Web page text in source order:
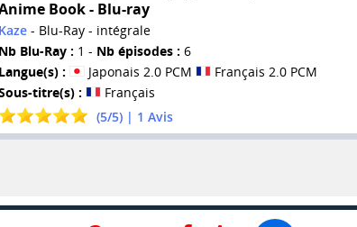
Book - Blu-ray
Kaze- Blu-Ray - intégrale
Nb Blu-Ray : 1 - Nb épisodes : 6
Langue(s) :
Japonais 2.0 PCM
Français 2.0 PCM
titre(s) :
Français
(5/5) | 1 Avis